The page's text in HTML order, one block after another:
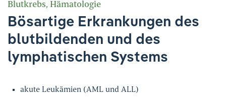
Standorte & Kontakt Aktuelles
Ihre Meinung ist uns wichtig!
Blutkrebs, Hämatologie
Bösartige Erkrankungen des
blutbildenden und des
lymphatischen Systems
akute Leukämien (AML und ALL)